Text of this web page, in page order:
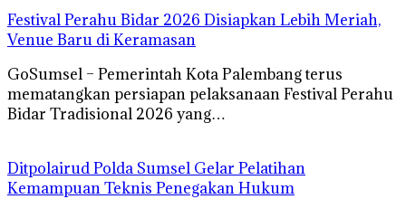
Festival Perahu Bidar 2026 Disiapkan Lebih Meriah,
Venue Baru di Keramasan
GoSumsel – Pemerintah Kota Palembang terus
mematangkan persiapan pelaksanaan Festival Perahu
Bidar Tradisional 2026 yang…
Ditpolairud Polda Sumsel Gelar Pelatihan
Kemampuan Teknis Penegakan Hukum